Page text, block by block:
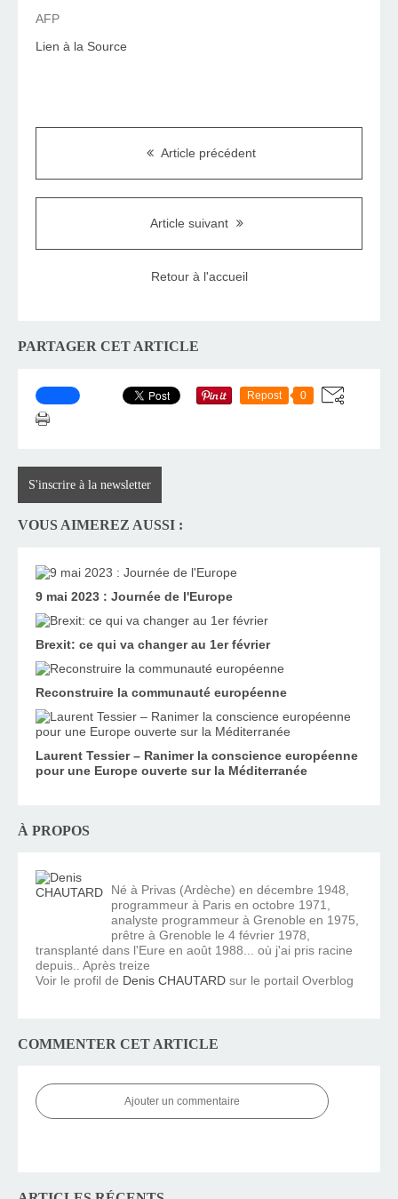
AFP
Lien à la Source
Article précédent
Article suivant
Retour à l'accueil
PARTAGER CET ARTICLE
Repost 0
S'inscrire à la newsletter
VOUS AIMEREZ AUSSI :
9 mai 2023 : Journée de l'Europe
Brexit: ce qui va changer au 1er février
Reconstruire la communauté européenne
Laurent Tessier – Ranimer la conscience européenne
pour une Europe ouverte sur la Méditerranée
À PROPOS
Né à Privas (Ardèche) en décembre 1948,
programmeur à Paris en octobre 1971,
analyste programmeur à Grenoble en 1975,
prêtre à Grenoble le 4 février 1978,
transplanté dans l'Eure en août 1988... où j'ai pris racine
depuis.. Après treize
Voir le profil de Denis CHAUTARD sur le portail Overblog
COMMENTER CET ARTICLE
Ajouter un commentaire